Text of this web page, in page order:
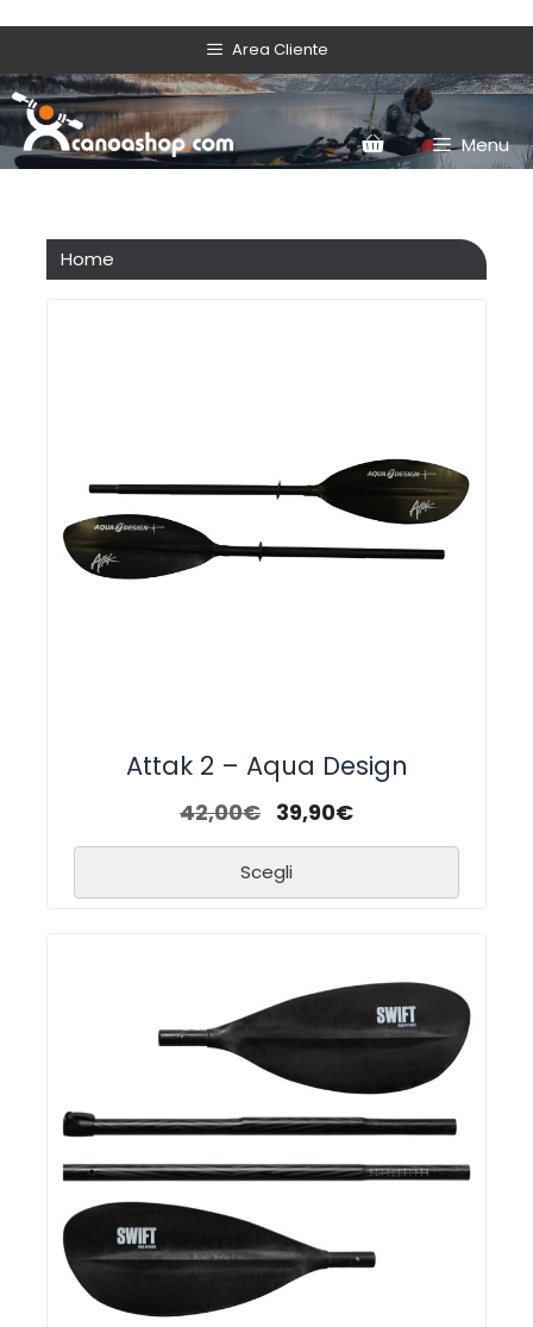
Area Cliente
Menu
Home
Attak 2 – Aqua Design
42,00€ 39,90€
Scegli